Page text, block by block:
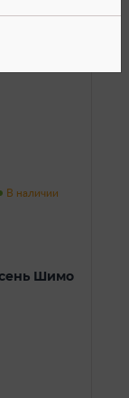
В наличии
Шимо